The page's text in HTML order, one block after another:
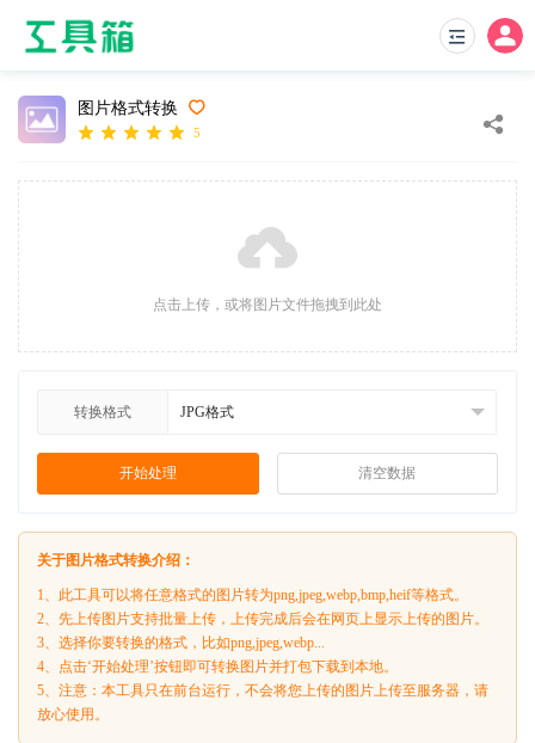
图片格式转换
5
点击上传，或将图片文件拖拽到此处
转换格式
开始处理 清空数据
关于图片格式转换介绍：
1、此工具可以将任意格式的图片转为png,jpeg,webp,bmp,heif等格式。
2、先上传图片支持批量上传，上传完成后会在网页上显示上传的图片。
3、选择你要转换的格式，比如png,jpeg,webp...
4、点击‘开始处理’按钮即可转换图片并打包下载到本地。
5、注意：本工具只在前台运行，不会将您上传的图片上传至服务器，请
放心使用。